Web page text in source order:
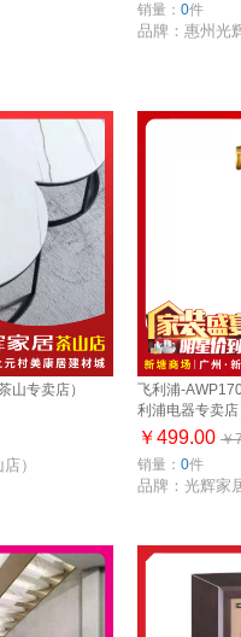
销量： 0件
品牌：惠州光
山专卖店）
）
飞利浦-
利浦电器专卖店
￥499.00 ￥
销量： 0件
品牌：光辉家